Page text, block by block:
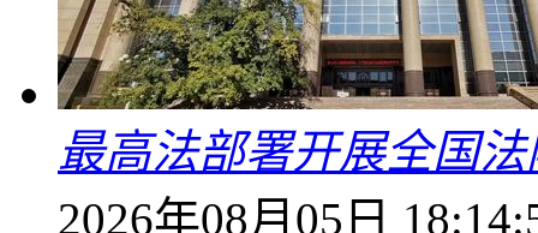
最高法部署开展全国
2026年08月05日